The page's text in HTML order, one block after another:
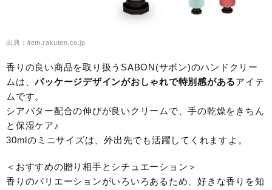
出典：item.rakuten.co.jp
香りの良い商品を取り扱うSABON(サボン)のハンドクリー
ムは、パッケージデザインがおしゃれで特別感があるアイテ
ムです。
シアバター配合の伸びが良いクリームで、手の乾燥をきちん
と保湿ケア♪
30mlのミニサイズは、外出先でも活躍してくれますよ。
＜おすすめの贈り相手とシチュエーション＞
香りのバリエーションがいろいろあるため、好きな香りを知